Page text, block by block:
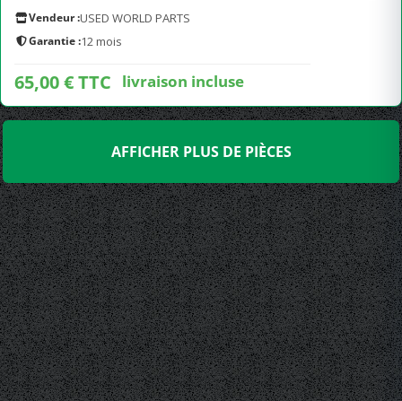
Vendeur :USED WORLD PARTS
Garantie :12 mois
65,00 € TTC livraison incluse
AFFICHER PLUS DE PIÈCES